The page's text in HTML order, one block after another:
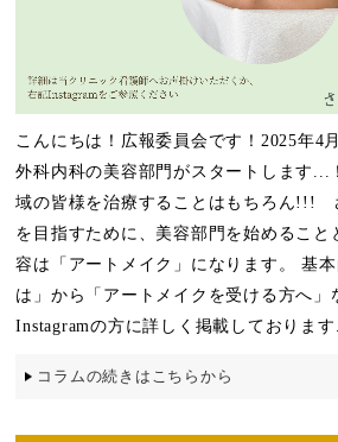
こんにちは！広報委員会です！2025年4
外科内科の美容部門がスタートします...
域の皆様を治療することはもちろん!!!
を目指すために、美容部門を始めること
容は「アートメイク」になります。 基
は」から「アートメイクを受ける方へ」
Instagramの方に詳しく掲載しておりま
コラムの続きはこちらから